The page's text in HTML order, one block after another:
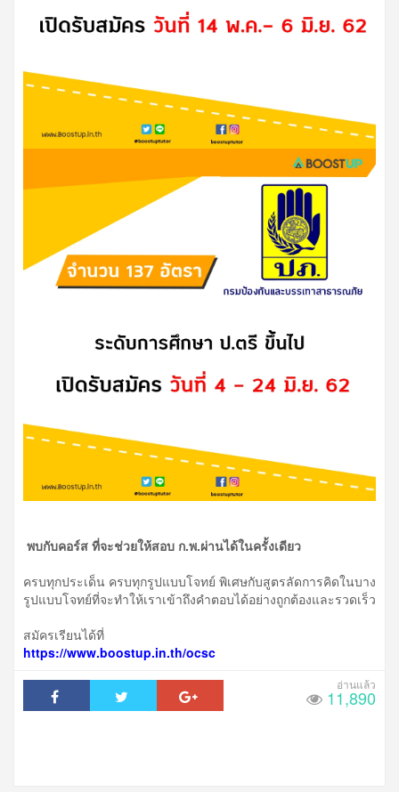
พบกับคอร์ส ที่จะช่วยให้สอบ ก.พ.ผ่านได้ในครั้งเดียว
​ครบทุกประเด็น ครบทุกรูปแบบโจทย์ พิเศษกับสูตรลัดการคิดในบาง
รูปแบบโจทย์ที่จะทำให้เราเข้าถึงคำตอบได้อย่างถูกต้องและรวดเร็ว
สมัครเรียนได้ที่
https://www.boostup.in.th/ocsc
11,890